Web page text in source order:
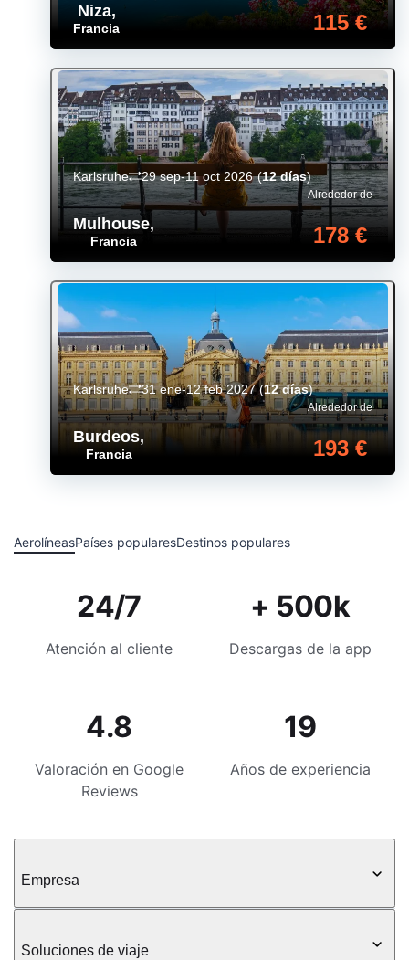
Niza,
Francia 115 €
Mulhouse,
Francia
Alrededor de
178 €
Karlsruhe 29 sep-11 oct 2026(12 días)
Burdeos,
Francia
Alrededor de
193 €
Karlsruhe 31 ene-12 feb 2027(12 días)
AerolíneasPaíses popularesDestinos populares
24/7
Atención al cliente
+ 500k
Descargas de la app
4.8
Valoración en Google
Reviews
19
Años de experiencia
Empresa
Soluciones de viaje